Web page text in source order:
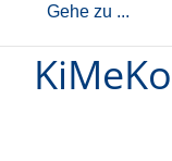
Gehe zu ...
KiMeKo